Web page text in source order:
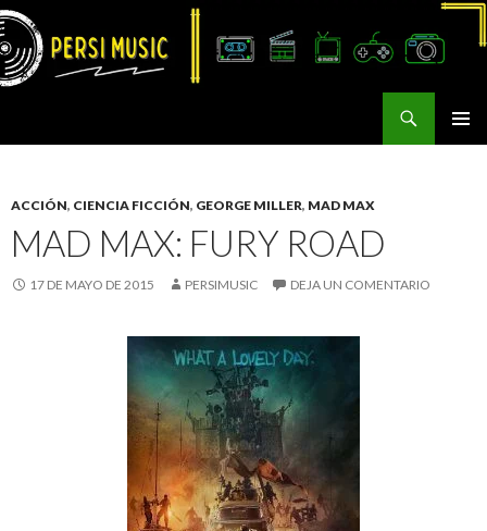
ACCIÓN, CIENCIA FICCIÓN, GEORGE MILLER, MAD MAX
MAD MAX: FURY ROAD
17 DE MAYO DE 2015 PERSIMUSIC DEJA UN COMENTARIO